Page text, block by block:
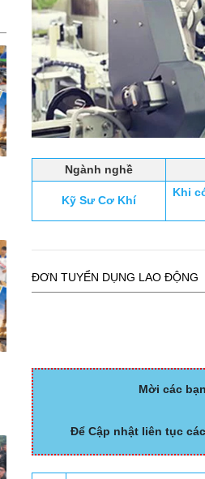
Ngành nghề
Kỹ Sư Cơ Khí
Khi
ĐƠN TUYỂN DỤNG LAO ĐỘNG
Mời các
Để Cập nhật liên tục